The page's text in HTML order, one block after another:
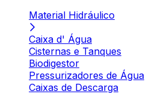
Material Hidráulico
Caixa d' Água
Cisternas e Tanques
Biodigestor
Pressurizadores de Água
Caixas de Descarga